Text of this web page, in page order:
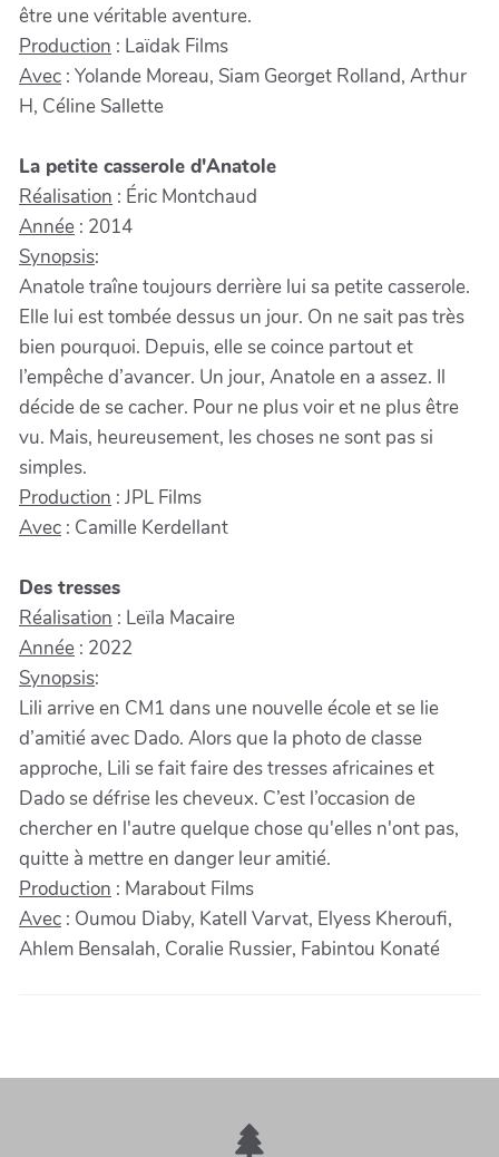
être une véritable aventure.
Production : Laïdak Films
Avec : Yolande Moreau, Siam Georget Rolland, Arthur
H, Céline Sallette
La petite casserole d'Anatole
Réalisation : Éric Montchaud
Année : 2014
Synopsis:
Anatole traîne toujours derrière lui sa petite casserole.
Elle lui est tombée dessus un jour. On ne sait pas très
bien pourquoi. Depuis, elle se coince partout et
l’empêche d’avancer. Un jour, Anatole en a assez. Il
décide de se cacher. Pour ne plus voir et ne plus être
vu. Mais, heureusement, les choses ne sont pas si
simples.
Production : JPL Films
Avec : Camille Kerdellant
Des tresses
Réalisation : Leïla Macaire
Année : 2022
Synopsis:
Lili arrive en CM1 dans une nouvelle école et se lie
d’amitié avec Dado. Alors que la photo de classe
approche, Lili se fait faire des tresses africaines et
Dado se défrise les cheveux. C’est l’occasion de
chercher en l'autre quelque chose qu'elles n'ont pas,
quitte à mettre en danger leur amitié.
Production : Marabout Films
Avec : Oumou Diaby, Katell Varvat, Elyess Kheroufi,
Ahlem Bensalah, Coralie Russier, Fabintou Konaté